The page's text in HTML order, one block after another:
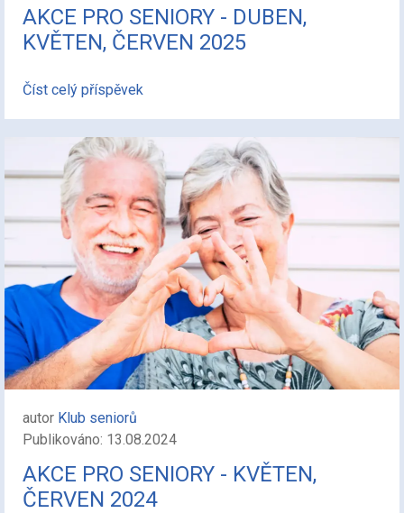
AKCE PRO SENIORY - DUBEN,
KVĚTEN, ČERVEN 2025
Číst celý příspěvek
autor Klub seniorů
Publikováno: 13.08.2024
AKCE PRO SENIORY - KVĚTEN,
ČERVEN 2024